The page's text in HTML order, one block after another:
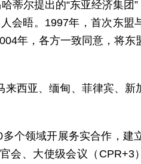
蒂尔提出的“东亚经济集团
会晤。1997年，首次东盟
年，各方一致同意，将东
西亚、缅甸、菲律宾、新
个领域开展务实合作，建
会、大使级会议（CPR+3